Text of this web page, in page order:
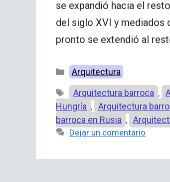
se expandió hacia el
del siglo XVI y mediados
pronto se extendió al
Categorías
Arquitectura
Etiquetas
Arquitectura barroca ,
Hungría , Arquitectura
barroca en Rusia ,
Dejar un comentario